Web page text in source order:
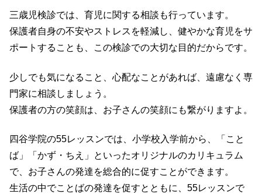
三歳児検診では、育児に関する相談も行っています。
保護者自身の不安やストレスを軽減し、健やかな育児をサ
ポートすることも、この検診での大切な目的だからです。
少しでも気になること、心配なことがあれば、遠慮なく専
門家に相談しましょう。
保護者の方の笑顔は、お子さんの笑顔にも繋がりますよ。
四谷学院の55レッスンでは、小学校入学前から、「こと
ば」「かず・ちえ」といったオリジナルのカリキュラム
で、お子さんの発達を総合的に促すことができます。
生活の中でことばの発達を促すとともに、55レッスンで